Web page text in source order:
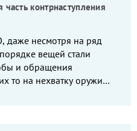
контрнаступления
даже несмотря на ряд
вещей стали
и обращения
то на нехватку оружия,